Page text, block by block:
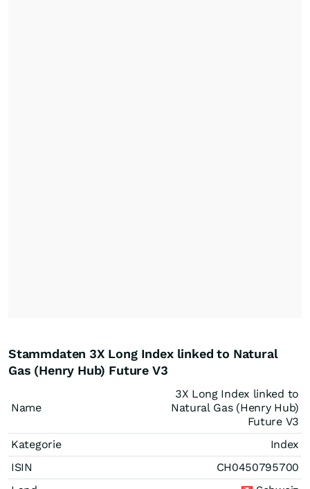
Stammdaten 3X Long Index linked to Natural
Gas (Henry Hub) Future V3
Name
3X Long Index linked to
Natural Gas (Henry Hub)
Future V3
Kategorie
Index
ISIN
CH0450795700